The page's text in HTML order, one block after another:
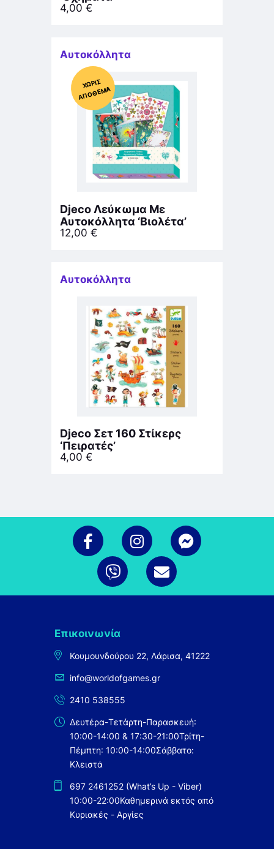
4,00 €
Αυτοκόλλητα
Χ
ΩΡΊΣ
Α
Π
Ό
ΘΕ
ΜΑ
Djeco Λεύκωμα Με
Αυτοκόλλητα ‘Βιολέτα’
12,00 €
Αυτοκόλλητα
Djeco Σετ 160 Στίκερς
‘Πειρατές’
4,00 €
Επικοινωνία
Κουμουνδούρου 22, Λάρισα, 41222
info@worldofgames.gr
2410 538555
Δευτέρα-Τετάρτη-Παρασκευή:
10:00-14:00 & 17:30-21:00Τρίτη-
Πέμπτη: 10:00-14:00Σάββατο:
Κλειστά
697 2461252 (What’s Up - Viber)
10:00-22:00Καθημερινά εκτός από
Κυριακές - Αργίες